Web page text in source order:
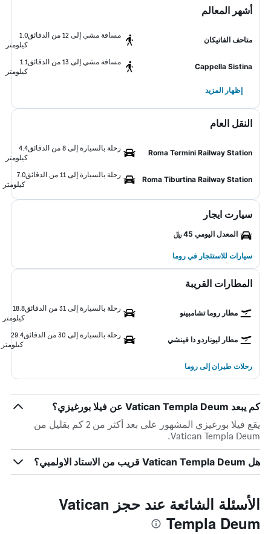
أشهر المعالم
متاحف الفاتيكان
مسافة مشي إلى 12 من الدقائق
1.0
كيلومتر
Cappella Sistina
مسافة مشي إلى 13 من الدقائق
1.1
كيلومتر
إظهار المزيد
النقل العام
Roma Termini Railway Station
رحلة بالسيارة إلى 8 من الدقائق
4.4
كيلومتر
Roma Tiburtina Railway Station
رحلة بالسيارة إلى 11 من الدقائق
7.0
كيلومتر
سيارت ايجار
المعدل اليومي 45 ﷼
سيارات للاستئجار في روما
المطارات القريبة
مطار روما تشامبينو
رحلة بالسيارة إلى 31 من الدقائق
18.8
كيلومتر
مطار ليوناردو دا فينشي
رحلة بالسيارة إلى 30 من الدقائق
29.4
كيلومتر
رحلات طيران إلى روما
كم يبعد Vatican Templa Deum عن فيلا بورغيزي؟
يقع فيلا بورغيزي المشهور على بعد أكثر من 2 كم بقليل من
Vatican Templa Deum.
هل Vatican Templa Deum قريب من الاستاد الاولمبي؟
الأسئلة الشائعة عند حجز Vatican
Templa Deum